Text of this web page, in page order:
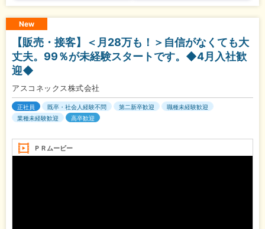
New
【販売・接客】＜月28万も！＞自信がなくても大
丈夫。99％が未経験スタートです。◆4月入社歓
迎◆
アスコネックス株式会社
正社員 既卒・社会人経験不問 第二新卒歓迎
職種未経験歓迎
業種未経験歓迎
高卒歓迎
ＰＲムービー